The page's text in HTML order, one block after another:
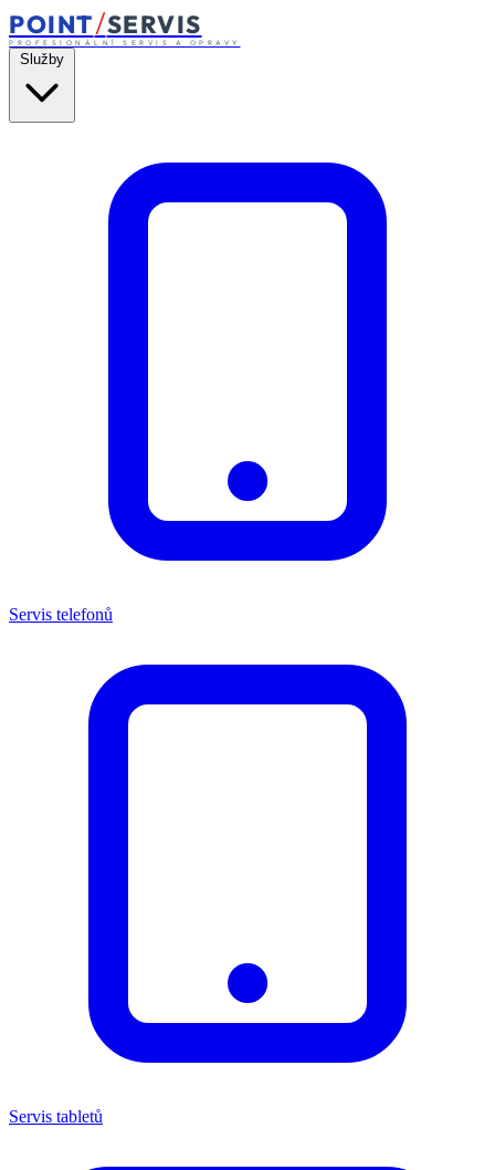
POINT/SERVIS
PROFESIONÁLNÍ SERVIS A OPRAVY
Služby
Servis telefonů
Servis tabletů